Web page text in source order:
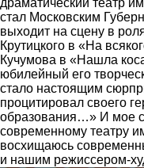
драматический театр
стал Московским
выходит на сцену в
Крутицкого в «На
Кучумова в «Нашла
юбилейный его
стало настоящим
процитировал своего
образования…» И мое
современному театру
восхищаюсь
и нашим режиссером-